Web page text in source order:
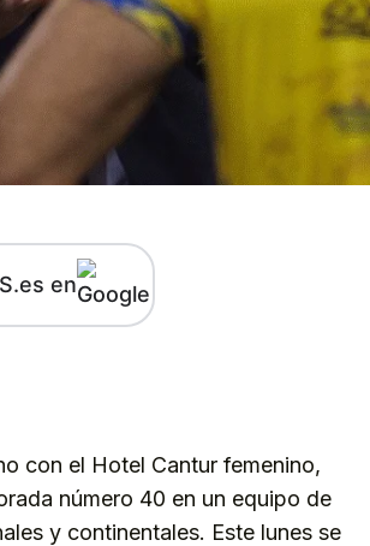
en
con el Hotel Cantur femenino,
número 40 en un equipo de
y continentales. Este lunes se